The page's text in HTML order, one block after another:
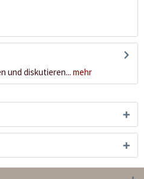
und diskutieren... mehr